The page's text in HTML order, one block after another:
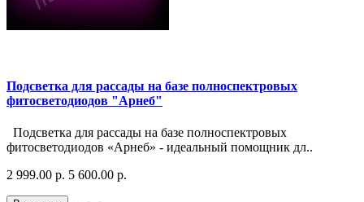
Подсветка для рассады на базе полноспектровых
фитосветодиодов "Арнеб"
Подсветка для рассады на базе полноспектровых
фитосветодиодов «Арнеб» - идеальный помощник дл..
2 999.00 р. 5 600.00 р.